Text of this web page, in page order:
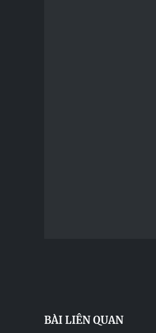
BÀI LIÊN QUAN